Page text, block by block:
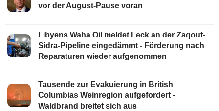
vor der August-Pause voran
Libyens Waha Oil meldet Leck an der Zaqout-
Sidra-Pipeline eingedämmt - Förderung nach
Reparaturen wieder aufgenommen
Tausende zur Evakuierung in British
Columbias Weinregion aufgefordert -
Waldbrand breitet sich aus